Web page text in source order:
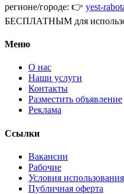
регионе/городе: 👉 yest-
БЕСПЛАТНЫМ для
Меню
О нас
Наши услуги
Контакты
Разместить объявление
Реклама
Ссылки
Вакансии
Рабочие
Условия использования
Публичная оферта